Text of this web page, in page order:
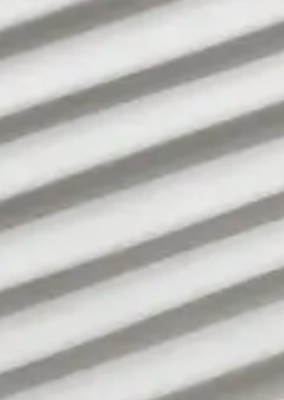
Magazine
Nous contacter